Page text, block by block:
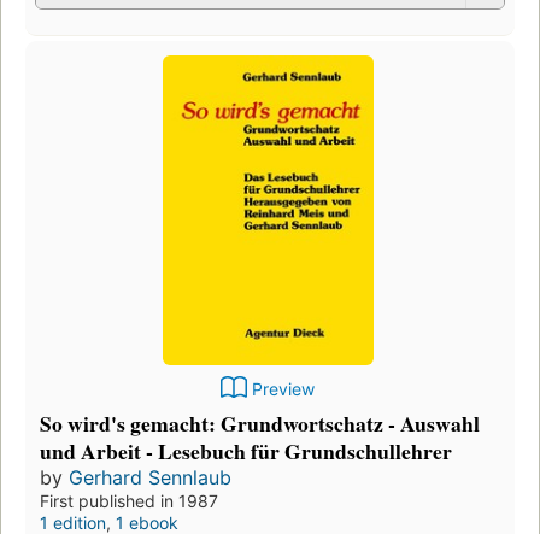
Preview
So wird's gemacht: Grundwortschatz - Auswahl
und Arbeit - Lesebuch für Grundschullehrer
by Gerhard Sennlaub
First published in 1987
1 edition, 1 ebook